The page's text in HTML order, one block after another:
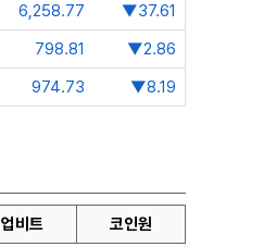
6,258.77
▼37.61
798.81
▼2.86
974.73 ▼8.19
업비트 코인원